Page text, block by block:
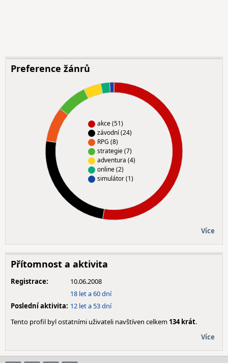
Preference žánrů
akce (51)
závodní (24)
RPG (8)
strategie (7)
adventura (4)
online (2)
simulátor (1)
Více
Přítomnost a aktivita
Registrace:
10.06.2008
18 let a 60 dní
Poslední aktivita: 12 let a 53 dní
Tento profil byl ostatními uživateli navštíven celkem 134 krát.
Více